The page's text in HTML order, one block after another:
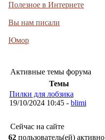
Полезное в Интернете
Вы нам писали
Юмор
Активные темы форума
Темы
Пилки для лобзика
19/10/2024 10:45 - blimi
Сейчас на сайте
62 пользователь(ей) активно